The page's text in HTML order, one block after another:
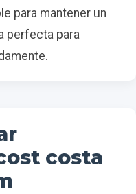
para mantener un
perfecta para
costa